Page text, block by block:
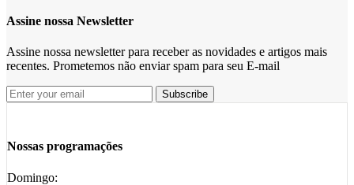
Assine nossa Newsletter
Assine nossa newsletter para receber as novidades e artigos mais
recentes. Prometemos não enviar spam para seu E-mail
Nossas programações
Domingo: